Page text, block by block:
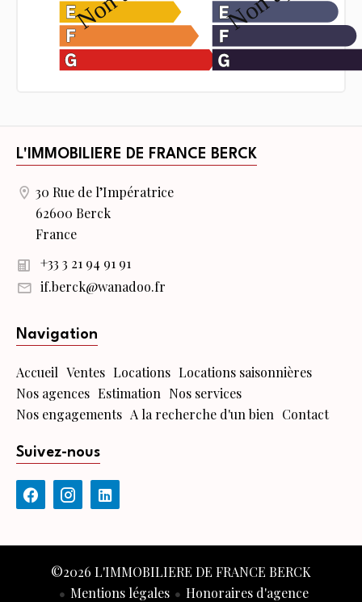
L'IMMOBILIERE DE FRANCE BERCK
30 Rue de l’Impératrice
62600 Berck
France
+33 3 21 94 91 91
if.berck@wanadoo.fr
Navigation
Accueil Ventes Locations Locations saisonnières
Nos agences Estimation Nos services
Nos engagements A la recherche d'un bien Contact
Suivez-nous
©2026 L'IMMOBILIERE DE FRANCE BERCK
Mentions légales
Honoraires d'agence